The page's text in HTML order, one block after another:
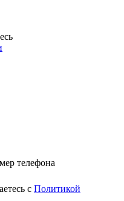
телефона
с Политикой